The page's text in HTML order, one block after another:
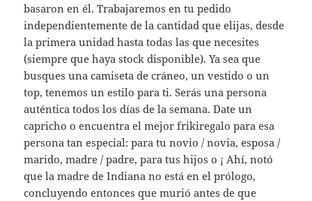
basaron en él. Trabajaremos en tu pedido
independientemente de la cantidad que elijas, desde
la primera unidad hasta todas las que necesites
(siempre que haya stock disponible). Ya sea que
busques una camiseta de cráneo, un vestido o un
top, tenemos un estilo para ti. Serás una persona
auténtica todos los días de la semana. Date un
capricho o encuentra el mejor frikiregalo para esa
persona tan especial: para tu novio / novia, esposa /
marido, madre / padre, para tus hijos o ¡ Ahí, notó
que la madre de Indiana no está en el prólogo,
concluyendo entonces que murió antes de que